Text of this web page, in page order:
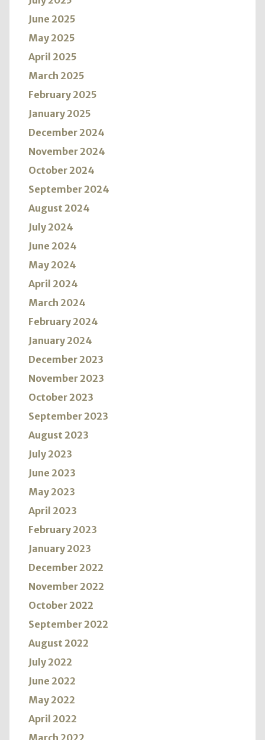
June 2025
May 2025
April 2025
March 2025
February 2025
January 2025
December 2024
November 2024
October 2024
September 2024
August 2024
July 2024
June 2024
May 2024
April 2024
March 2024
February 2024
January 2024
December 2023
November 2023
October 2023
September 2023
August 2023
July 2023
June 2023
May 2023
April 2023
February 2023
January 2023
December 2022
November 2022
October 2022
September 2022
August 2022
July 2022
June 2022
May 2022
April 2022